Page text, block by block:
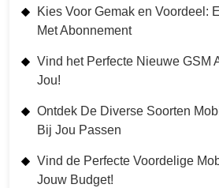
Kies Voor Gemak en Voordeel:
Met Abonnement
Vind het Perfecte Nieuwe GSM
Jou!
Ontdek De Diverse Soorten
Bij Jou Passen
Vind de Perfecte Voordelige
Jouw Budget!